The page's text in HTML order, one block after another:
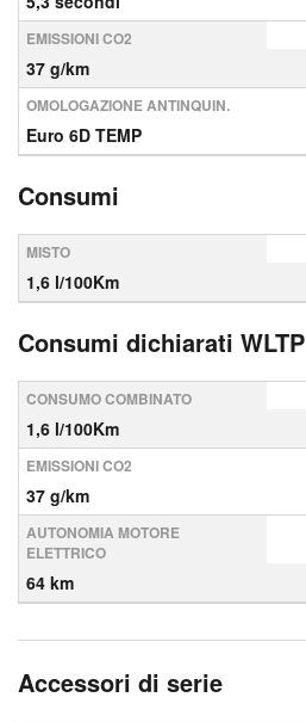
EMISSIONI CO2
37 g/km
OMOLOGAZIONE ANTINQUIN.
Euro 6D TEMP
Consumi
MISTO
1,6 l/100Km
Consumi dichiarati WLTP
CONSUMO COMBINATO
1,6 l/100Km
EMISSIONI CO2
37 g/km
AUTONOMIA MOTORE
ELETTRICO
64 km
Accessori di serie